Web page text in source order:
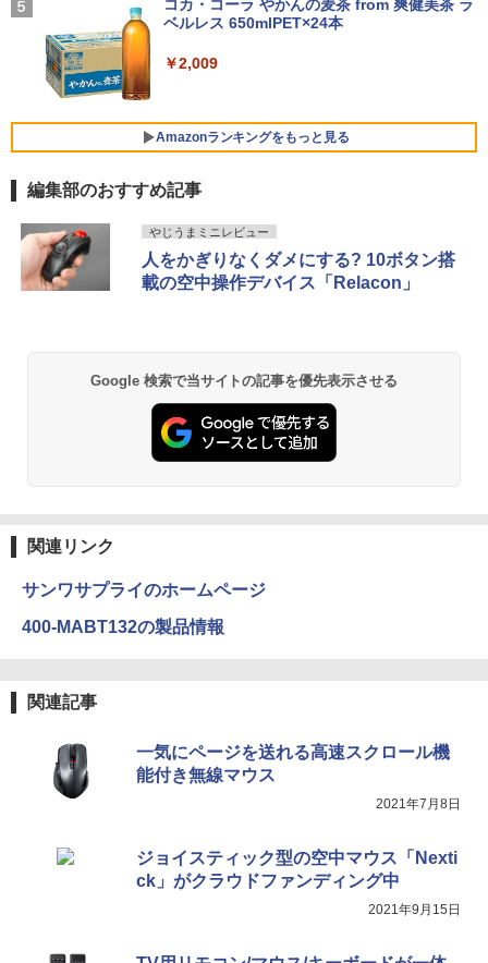
GB / 顔認証/ タッチパネル/ NPU搭載/ キ
ーボード スリム ペン付き/ Office付き/
サファイア
コン 特別モデル Surface Laptop 13 イ
opilot+ PC /13.0型 /Windows11 Home /
Snapdragon X Plus /メモリ：16GB /UF
S：1TB /M365 (24か月) or Office 選択
可能]
42SDW
￥25,977
Philips｜フィリップス 液晶ディスプレ
イ(23.8型/IPS/WQHD 2560×1440/75Hz/1
ンジ 算数 【計34回分】通年セット 2020
090R2D
￥6,678
Xiaomi シャオミ REDMI Buds 8 Lite ワイヤ
￥3,480
￥250
コカ・コーラ やかんの麦茶 from 爽健美茶 ラ
ベルレス 650mlPET×24本
￥2,009
Amazonランキングをもっと見る
薬屋のひとりごと 17巻 (デジタル版ビッグガ
￥770
エース)
￥832
HUNTER×HUNTER モノクロ版 39 (ジャンプ
スーパーの裏でヤニ吸うふたり 9巻 (デジタル
編集部のおすすめ記事
やじうまミニレビュー
人をかぎりなくダメにする? 10ボタン搭
載の空中操作デバイス「Relacon」
Google 検索で当サイトの記事を優先表示させる
関連リンク
サンワサプライのホームページ
400-MABT132の製品情報
関連記事
一気にページを送れる高速スクロール機
能付き無線マウス
2021年7月8日
ジョイスティック型の空中マウス「Nexti
ck」がクラウドファンディング中
2021年9月15日